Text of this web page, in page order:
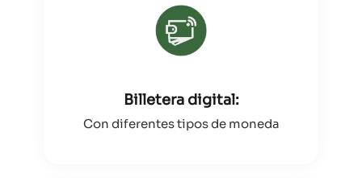
Billetera digital:
Con diferentes tipos de moneda